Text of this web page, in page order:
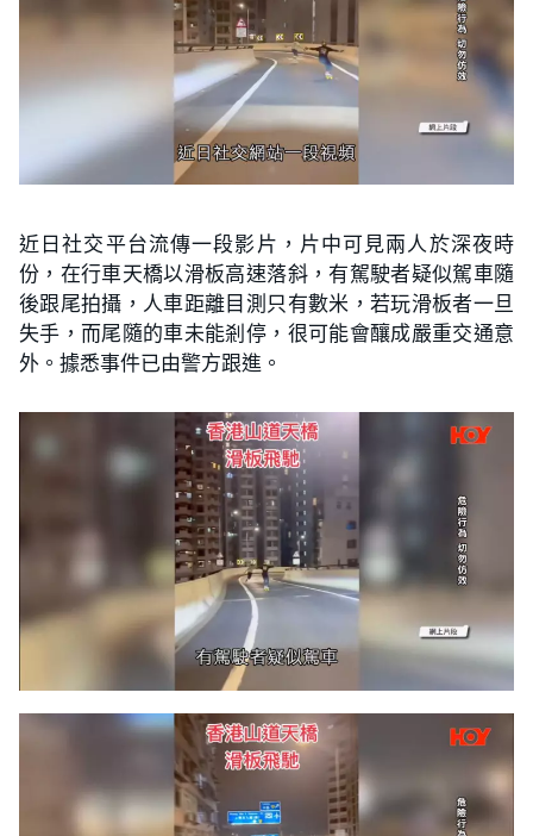
近日社交平台流傳一段影片，片中可見兩人於深夜時
份，在行車天橋以滑板高速落斜，有駕駛者疑似駕車隨
後跟尾拍攝，人車距離目測只有數米，若玩滑板者一旦
失手，而尾隨的車未能剎停，很可能會釀成嚴重交通意
外。據悉事件已由警方跟進。